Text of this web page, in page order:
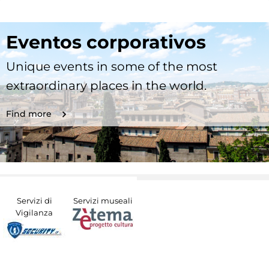
Eventos corporativos
Unique events in some of the most
extraordinary places in the world.
Find more
Servizi di
Vigilanza
Servizi museali